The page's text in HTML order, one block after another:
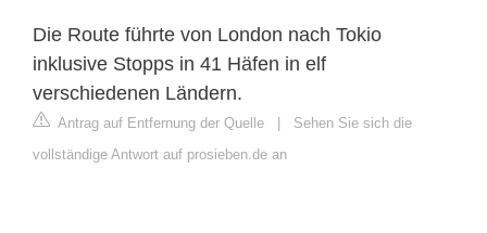
Die Route führte von London nach Tokio
inklusive Stopps in 41 Häfen in elf
verschiedenen Ländern.
Antrag auf Entfernung der Quelle | Sehen Sie sich die
vollständige Antwort auf prosieben.de an